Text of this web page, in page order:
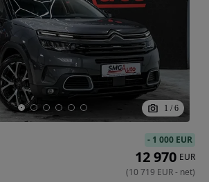
1 / 6
- 1 000 EUR
12 970 EUR
(10 719 EUR- net)